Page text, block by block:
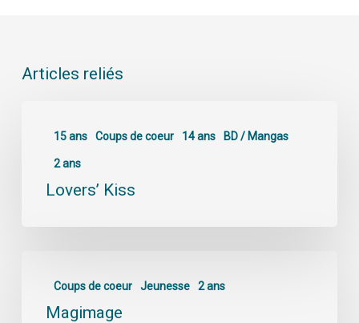
Articles reliés
15 ans Coups de coeur 14 ans BD / Mangas
2 ans
Lovers’ Kiss
Coups de coeur Jeunesse 2 ans
Magimage